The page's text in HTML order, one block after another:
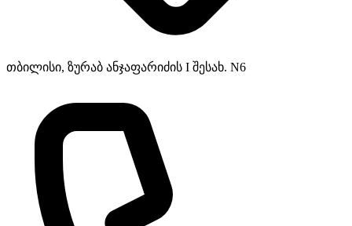
თბილისი, ზურაბ ანჯაფარიძის I შესახ. N6